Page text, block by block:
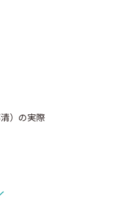
）の実際
Type A